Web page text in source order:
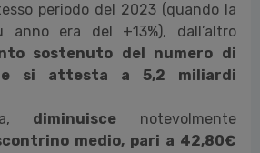
periodo del 2023 (quando la
anno era del +13%), dall’altro
sostenuto del numero di
si attesta a 5,2 miliardi
diminuisce notevolmente
medio, pari a 42,80€